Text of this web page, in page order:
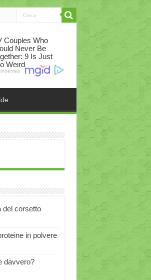
del corsetto
in polvere
davvero?